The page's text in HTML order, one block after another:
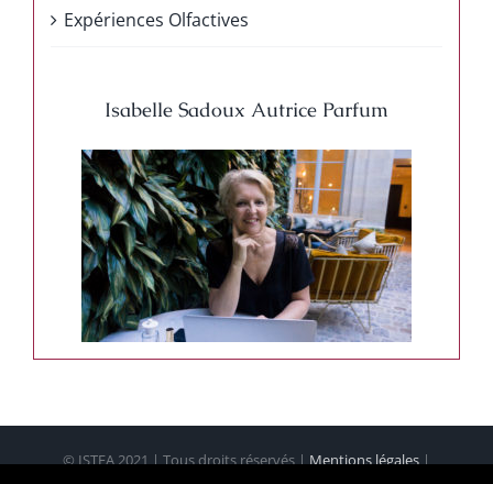
Expériences Olfactives
Isabelle Sadoux Autrice Parfum
© ISTEA 2021 | Tous droits réservés |Mentions légales|